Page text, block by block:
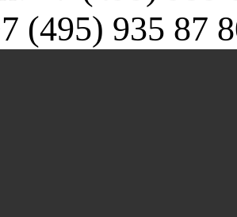
(495) 935 87